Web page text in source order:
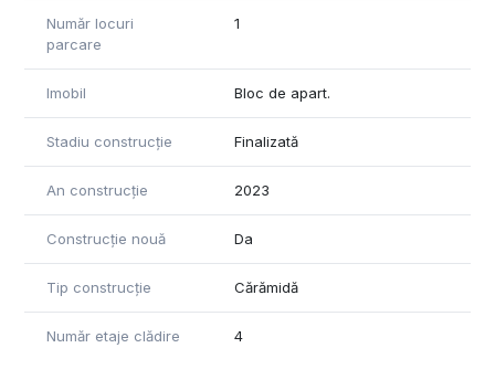
Număr locuri
parcare
1
Imobil Bloc de apart.
Stadiu construcție Finalizată
An construcție 2023
Construcție nouă Da
Tip construcție Cărămidă
Număr etaje clădire 4